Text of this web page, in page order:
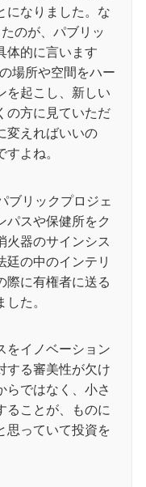
になりました。な
のが、パブリッ
体的に言います
場所や空間をハー
を起こし、新しい
の方に見ていただ
変えればいいの
よね。
ブリックプロジェ
パスや保健所をク
火器のサインシス
廷の中のインテリ
際に有権者に送る
た。
をイノベーション
する審美性が欠け
らではなく、小さ
ることが、ものに
思っていて投資を